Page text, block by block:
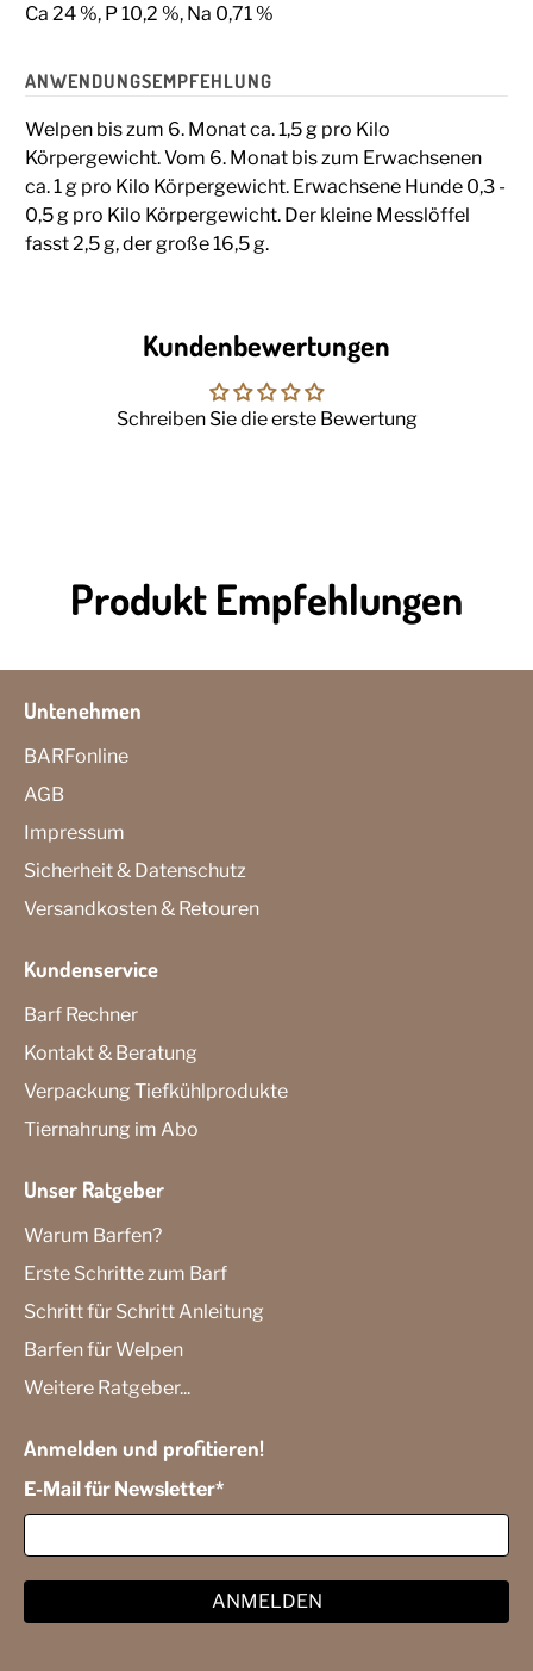
Ca 24 %, P 10,2 %, Na 0,71 %
ANWENDUNGSEMPFEHLUNG
Welpen bis zum 6. Monat ca. 1,5 g pro Kilo
Körpergewicht. Vom 6. Monat bis zum Erwachsenen
ca. 1 g pro Kilo Körpergewicht. Erwachsene Hunde 0,3 -
0,5 g pro Kilo Körpergewicht. Der kleine Messlöffel
fasst 2,5 g, der große 16,5 g.
Kundenbewertungen
Schreiben Sie die erste Bewertung
Produkt Empfehlungen
Untenehmen
BARFonline
AGB
Impressum
Sicherheit & Datenschutz
Versandkosten & Retouren
Kundenservice
Barf Rechner
Kontakt & Beratung
Verpackung Tiefkühlprodukte
Tiernahrung im Abo
Unser Ratgeber
Warum Barfen?
Erste Schritte zum Barf
Schritt für Schritt Anleitung
Barfen für Welpen
Weitere Ratgeber...
Anmelden und profitieren!
E-Mail für Newsletter*
ANMELDEN